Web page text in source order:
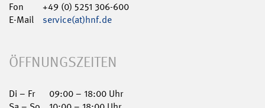
Fon
+49 (0) 5251 306-600
E-Mail
service(at)hnf.de
ÖFFNUNGSZEITEN
Di – Fr
09:00 – 18:00 Uhr